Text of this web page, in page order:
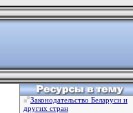
Законодательство Беларуси и
других стран